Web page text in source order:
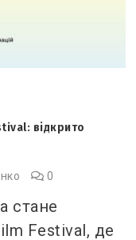
відкрито
0
стане
Festival, де